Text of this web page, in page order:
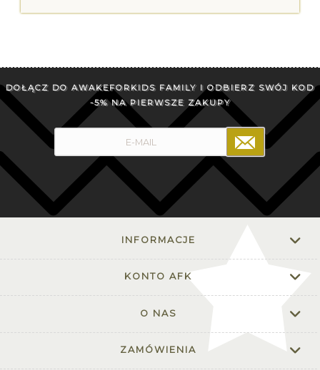
DOŁĄCZ DO AWAKEFORKIDS FAMILY I ODBIERZ SWÓJ KOD
-5% NA PIERWSZE ZAKUPY
INFORMACJE
KONTO AFK
O NAS
ZAMÓWIENIA